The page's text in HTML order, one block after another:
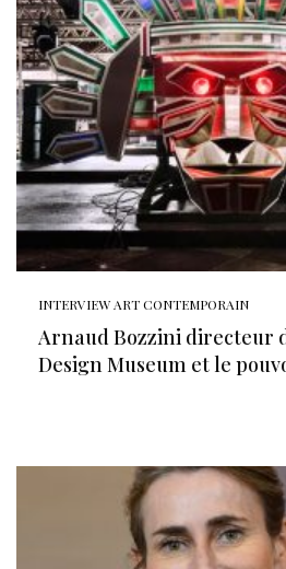
INTERVIEW ART CONTEMPORAIN
Arnaud Bozzini directeur
Design Museum et le